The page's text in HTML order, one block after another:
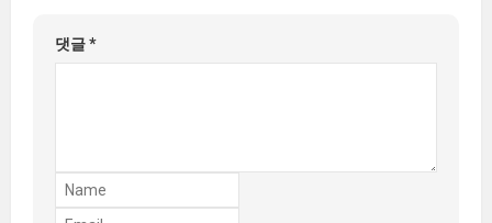
댓글*